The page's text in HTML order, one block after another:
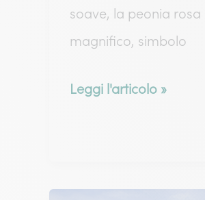
soave, la peonia rosa
magnifico, simbolo
Peonia
Leggi l'articolo »